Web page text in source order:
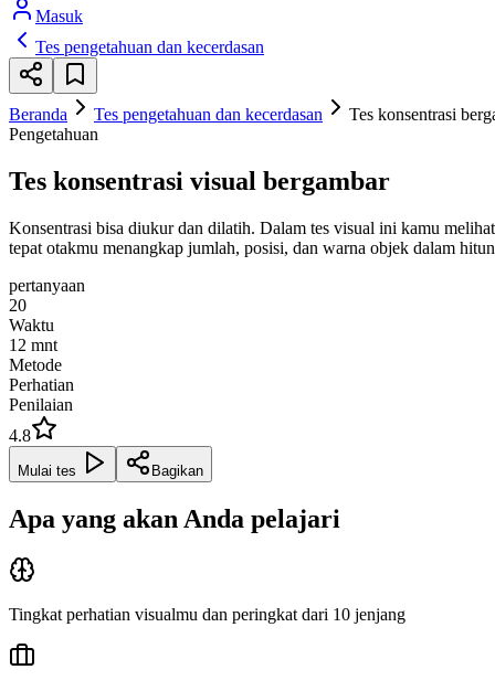
Masuk
Tes pengetahuan dan kecerdasan
Beranda Tes pengetahuan dan kecerdasan
Tes konsentrasi
Pengetahuan
Tes konsentrasi visual bergambar
Konsentrasi bisa diukur dan dilatih. Dalam tes visual ini kamu
tepat otakmu menangkap jumlah, posisi, dan warna objek dalam
pertanyaan
20
Waktu
12 mnt
Metode
Perhatian
Penilaian
4.8
Mulai tes Bagikan
Apa yang akan Anda pelajari
Tingkat perhatian visualmu dan peringkat dari 10 jenjang